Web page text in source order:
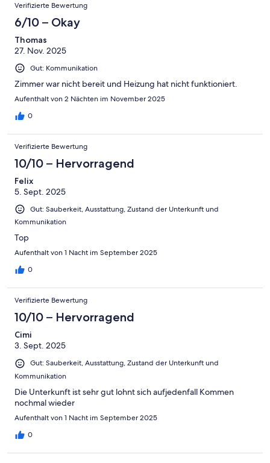
Verifizierte Bewertung
6/10 – Okay
Thomas
27. Nov. 2025
Gut: Kommunikation
Zimmer war nicht bereit und Heizung hat nicht funktioniert.
Aufenthalt von 2 Nächten im November 2025
0
Verifizierte Bewertung
10/10 – Hervorragend
Felix
5. Sept. 2025
Gut: Sauberkeit, Ausstattung, Zustand der Unterkunft und
Kommunikation
Top
Aufenthalt von 1 Nacht im September 2025
0
Verifizierte Bewertung
10/10 – Hervorragend
Cimi
3. Sept. 2025
Gut: Sauberkeit, Ausstattung, Zustand der Unterkunft und
Kommunikation
Die Unterkunft ist sehr gut lohnt sich aufjedenfall Kommen
nochmal wieder
Aufenthalt von 1 Nacht im September 2025
0